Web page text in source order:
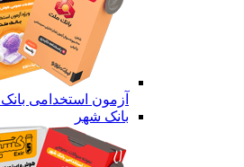
آزمون استخدامی بانک
بانک شهر